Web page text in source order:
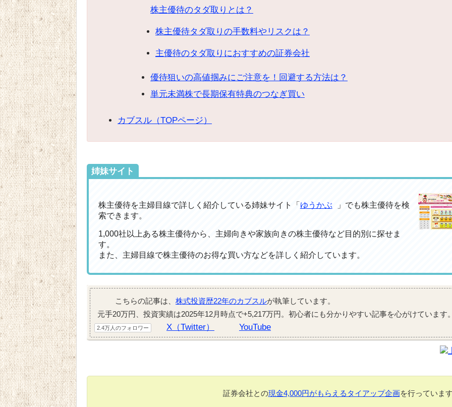
株主優待のタダ取りとは？
株主優待タダ取りの手数料やリスクは？
主優待のタダ取りにおすすめの証券会社
優待狙いの高値掴みにご注意を！回避する方法は？
単元未満株で長期保有特典のつなぎ買い
カブスル（TOPページ）
姉妹サイト
株主優待を主婦目線で詳しく紹介している姉妹サイト「 ゆうかぶ
」でも株主優待を検
索できます。
1,000社以上ある株主優待から、主婦向きや家族向きの株主優待など目的別に探せま
す。
また、主婦目線で株主優待のお得な買い方などを詳しく紹介しています。
こちらの記事は、 株式投資歴22年のカブスルが執筆しています。
元手20万円、投資実績は2025年12月時点で+5,217万円。初心者にも分かりやすい記事を心がけています
2.4万人のフォロワー X（Twitter） YouTube
証券会社との現金4,000円がもらえるタイアップ企画を行っていま